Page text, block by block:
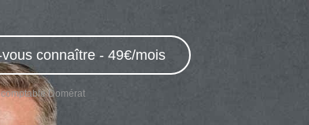
connaître - 49€/mois
Domérat